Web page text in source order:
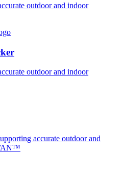
outdoor and indoor
outdoor and indoor
accurate outdoor and